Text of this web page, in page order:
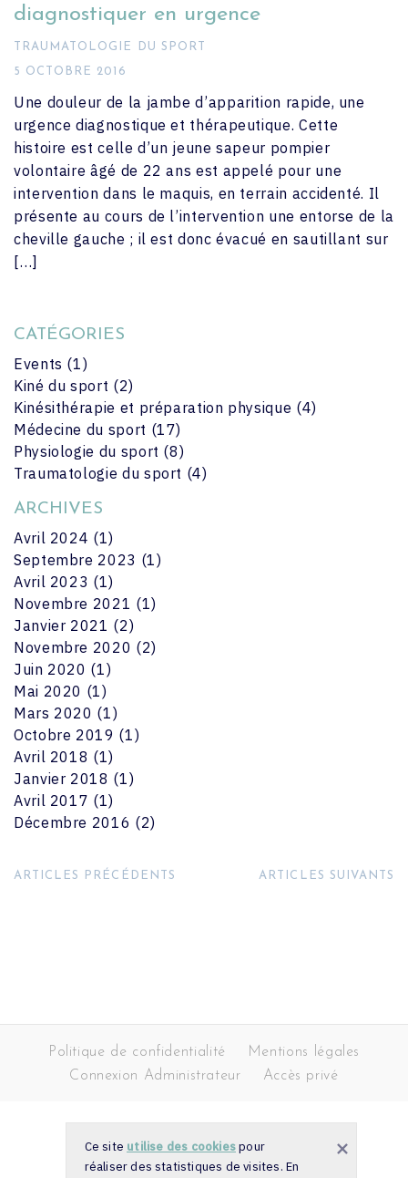
diagnostiquer en urgence
TRAUMATOLOGIE DU SPORT
5 OCTOBRE 2016
Une douleur de la jambe d’apparition rapide, une
urgence diagnostique et thérapeutique. Cette
histoire est celle d’un jeune sapeur pompier
volontaire âgé de 22 ans est appelé pour une
intervention dans le maquis, en terrain accidenté. Il
présente au cours de l’intervention une entorse de la
cheville gauche ; il est donc évacué en sautillant sur
[…]
CATÉGORIES
Events (1)
Kiné du sport (2)
Kinésithérapie et préparation physique (4)
Médecine du sport (17)
Physiologie du sport (8)
Traumatologie du sport (4)
ARCHIVES
Avril 2024 (1)
Septembre 2023 (1)
Avril 2023 (1)
Novembre 2021 (1)
Janvier 2021 (2)
Novembre 2020 (2)
Juin 2020 (1)
Mai 2020 (1)
Mars 2020 (1)
Octobre 2019 (1)
Avril 2018 (1)
Janvier 2018 (1)
Avril 2017 (1)
Décembre 2016 (2)
ARTICLES PRÉCÉDENTS ARTICLES SUIVANTS
Politique de confidentialité
Mentions légales
Connexion Administrateur
Accès privé
Ce site utilise des cookiespour
réaliser des statistiques de visites. En